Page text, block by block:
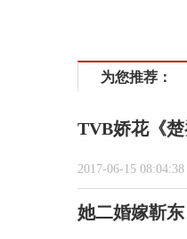
为您推荐：
TVB娇花《
2017-06-15 08:04:38
她二婚嫁靳